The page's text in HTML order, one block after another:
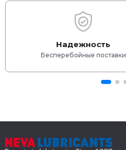
Надежность
Бесперебойные поставки